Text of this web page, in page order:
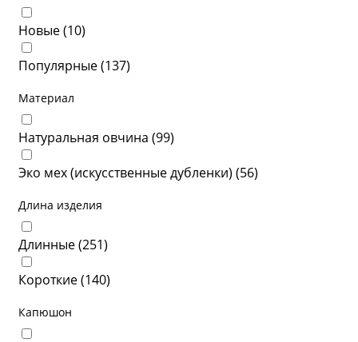
Новые (10)
Популярные (137)
Материал
Натуральная овчина (99)
Эко мех (искусственные дубленки) (56)
Длина изделия
Длинные (251)
Короткие (140)
Капюшон